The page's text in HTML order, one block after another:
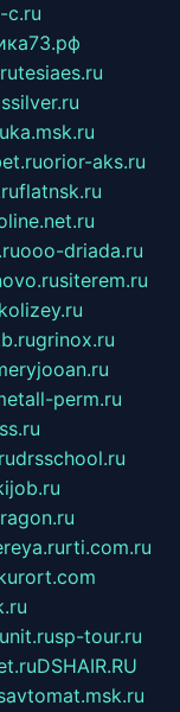
c.ru
tesiaes.ru
orior-aks.ru
flatnsk.ru
ooo-driada.ru
siterem.ru
grinox.ru
perm.ru
drsschool.ru
rti.com.ru
sp-tour.ru
DSHAIR.RU